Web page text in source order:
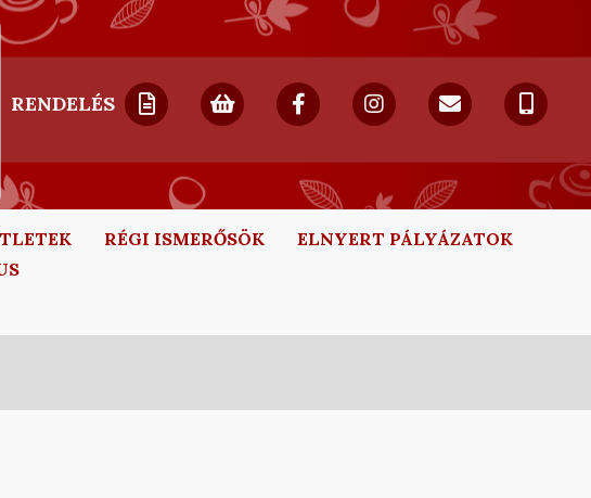
RENDELÉS
RÉGI ISMERŐSÖK
ELNYERT PÁLYÁZATOK